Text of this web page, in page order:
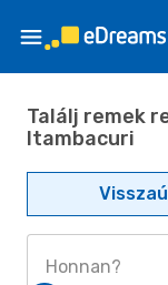
Találj remek
Itambacuri
Honnan?